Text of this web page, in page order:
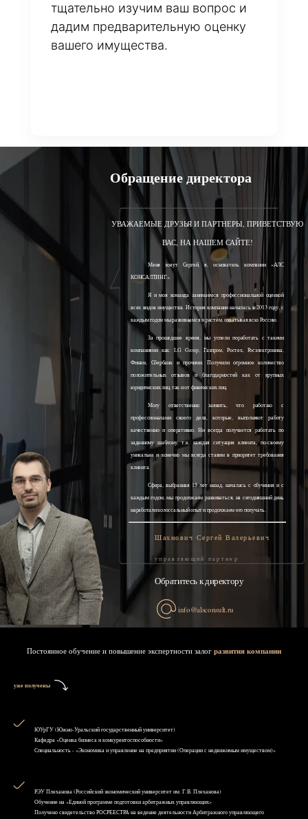
тщательно изучим ваш вопрос и
дадим предварительную оценку
вашего имущества.
Обращение директора
УВАЖАЕМЫЕ ДРУЗЬЯ И ПАРТНЕРЫ, ПРИВЕТСТВУЮ
ВАС, НА НАШЕМ САЙТЕ!
Меня зовут Сергей, я, основатель компании «АЛС
КОНСАЛТИНГ».
Я и моя команда занимаемся профессиональной оценкой
всех видов имущества. История компании началась в 2013 году, с
каждым годом мы развиваемся и растём, охватывая всю Россию.
За прошедшее время, мы успели поработать с такими
компаниями как: LG Group, Газпром, Ростех, Росэлектроника,
Финам, Сбербанк и прочими. Получили огромное количество
положительных отзывов и благодарностей как от крупных
юридических лиц, так и от физических лиц.
Могу ответственно заявить, что работаю с
профессионалами своего дела, которые, выполняют работу
качественно и оперативно. Ни всегда получается работать по
заданному шаблону, т.к. каждая ситуация клиента, по-своему
уникальна и конечно мы всегда ставим в приоритет требования
клиента.
Сфера, выбранная 15 лет назад, началась с обучения и с
каждым годом, мы продолжаем развиваться, на сегодняшний день
наработали колоссальный опыт и продолжаем его получать.
Шахнович Сергей Валерьевич
управляющий партнер
Обратитесь к директору
info@alsconsult.ru
Постоянное обучение и повышение экспертности залог развития компании
уже получены
ЮУрГУ (Южно-Уральский государственный университет)
Кафедра «Оценка бизнеса и конкурентоспособности»
Специальность - «Экономика и управление на предприятии (Операции с недвижимым имуществом)»
РЭУ Плеханова (Российский экономический университет им. Г.В. Плеханова)
Обучение на «Единой программе подготовки арбитражных управляющих»
Получено свидетельство РОСРЕЕСТРА на ведение деятельности Арбитражного управляющего